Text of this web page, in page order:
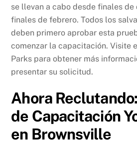
se llevan a cabo desde finales de
finales de febrero. Todos los
deben primero aprobar esta
comenzar la capacitación. Visite
Parks para obtener más
presentar su solicitud.
Ahora
de Capacitación
en Brownsville